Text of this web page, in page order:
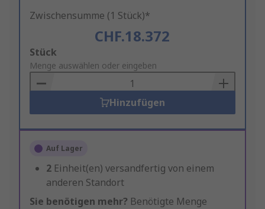
Zwischensumme (1 Stück)*
CHF.18.372
Add
to
Basket
Stück
Menge auswählen oder eingeben
Hinzufügen
Auf Lager
2 Einheit(en) versandfertig von einem
anderen Standort
Sie benötigen mehr? Benötigte Menge